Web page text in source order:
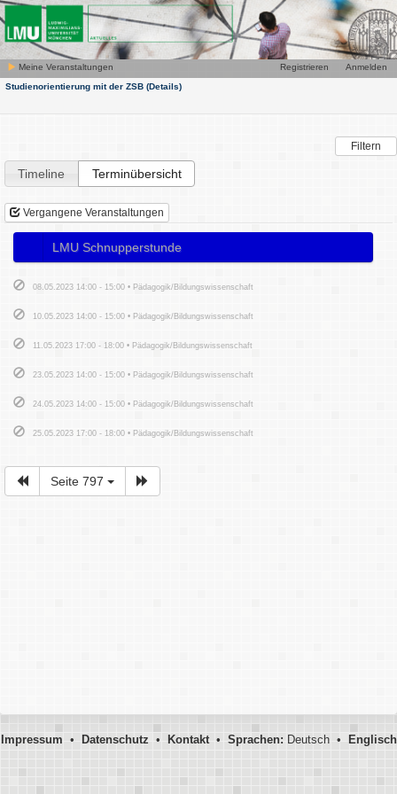
Meine Veranstaltungen Anmelden
Registrieren
Studienorientierung mit der ZSB (Details)
Filtern
Timeline Terminübersicht
Vergangene Veranstaltungen
LMU Schnupperstunde
08.05.2023 14:00 - 15:00 • Pädagogik/Bildungswissenschaft
10.05.2023 14:00 - 15:00 • Pädagogik/Bildungswissenschaft
11.05.2023 17:00 - 18:00 • Pädagogik/Bildungswissenschaft
23.05.2023 14:00 - 15:00 • Pädagogik/Bildungswissenschaft
24.05.2023 14:00 - 15:00 • Pädagogik/Bildungswissenschaft
25.05.2023 17:00 - 18:00 • Pädagogik/Bildungswissenschaft
Seite 797
Impressum • Datenschutz • Kontakt• Sprachen:Deutsch • Englisch